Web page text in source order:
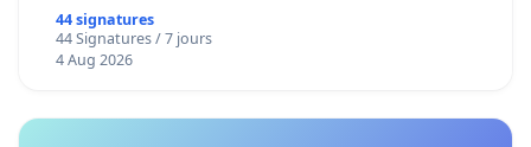
44 signatures
44 Signatures / 7 jours
4 Aug 2026